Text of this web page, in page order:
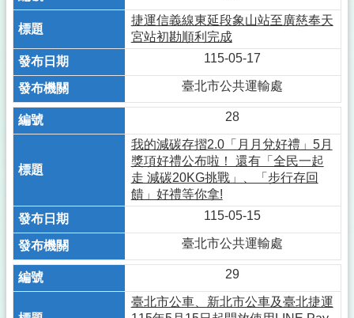
捷運信義線東延段象山站至廣慈奉天
宮站初勘順利完成
115-05-17
臺北市公共運輸處
28
我的減碳存摺2.0「月月兌好禮」5月
獎項好禮公布啦！ 還有「全民一起
走 減碳20KG挑戰」、「步行存回
饋」好禮等你拿!
115-05-15
臺北市公共運輸處
29
臺北市公車、新北市公車及臺北捷運